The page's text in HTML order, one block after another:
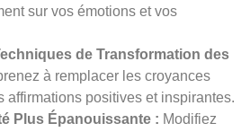
sur vos émotions et vos
de Transformation des
à remplacer les croyances
affirmations positives et inspirantes.
Plus Épanouissante : Modifiez